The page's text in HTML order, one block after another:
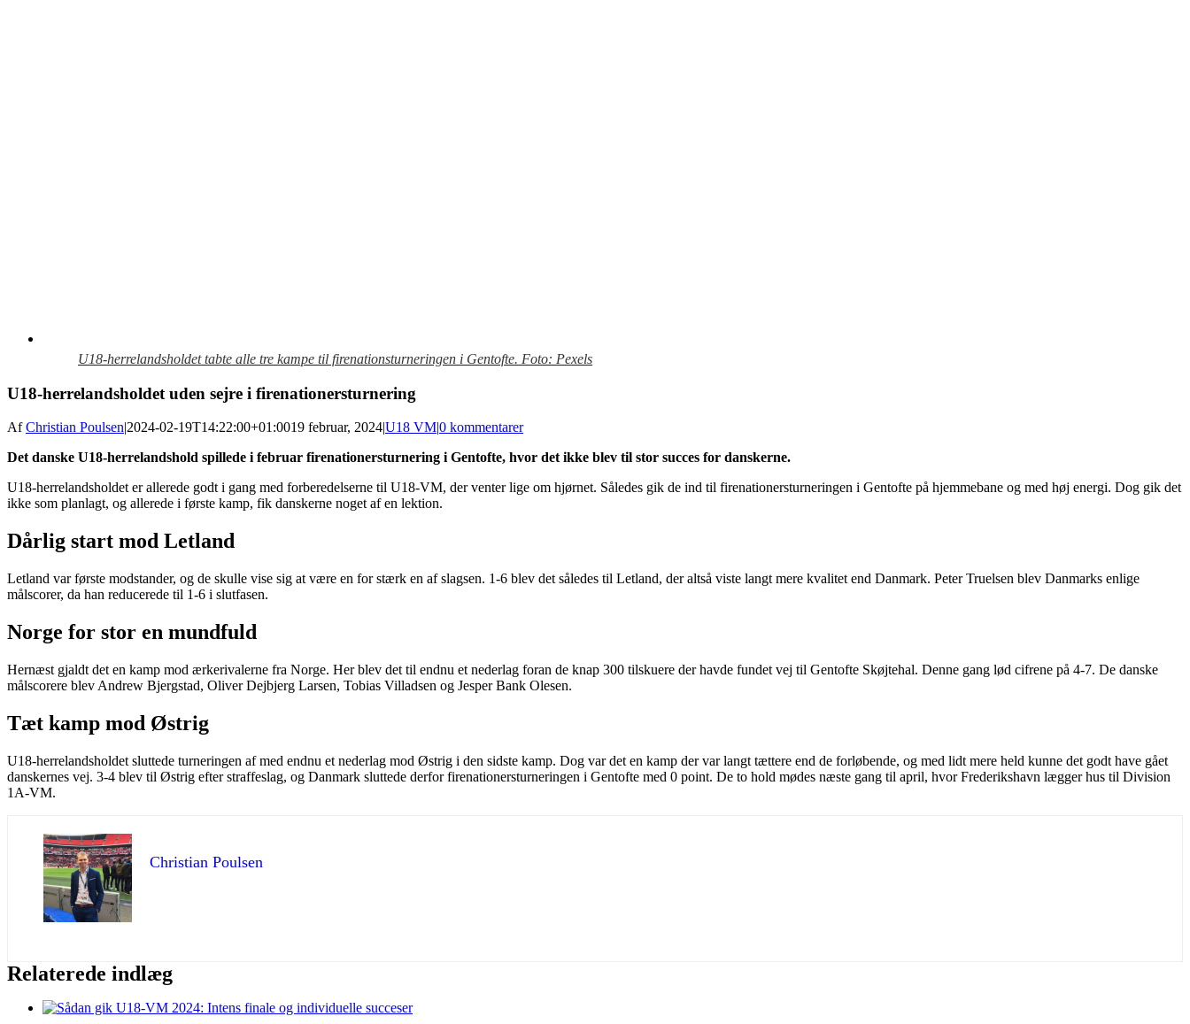
U18-herrelandsholdet tabte alle tre kampe til firenationsturneringen i Gentofte. Foto: Pexels
U18-herrelandsholdet uden sejre i firenationersturnering
AfChristian Poulsen|2024-02-19T14:22:00+01:0019 februar, 2024|U18 VM|0 kommentarer
Det danske U18-herrelandshold spillede i februar firenationersturnering i Gentofte, hvor det ikke blev til stor succes for danskerne.
U18-herrelandsholdet er allerede godt i gang med forberedelserne til U18-VM, der venter lige om hjørnet. Således gik de ind til firenationersturneringen i Gentofte på hjemmebane og med høj energi. Dog gik det
ikke som planlagt, og allerede i første kamp, fik danskerne noget af en lektion.
Dårlig start mod Letland
Letland var første modstander, og de skulle vise sig at være en for stærk en af slagsen. 1-6 blev det således til Letland, der altså viste langt mere kvalitet end Danmark. Peter Truelsen blev Danmarks enlige
målscorer, da han reducerede til 1-6 i slutfasen.
Norge for stor en mundfuld
Hernæst gjaldt det en kamp mod ærkerivalerne fra Norge. Her blev det til endnu et nederlag foran de knap 300 tilskuere der havde fundet vej til Gentofte Skøjtehal. Denne gang lød cifrene på 4-7. De danske
målscorere blev Andrew Bjergstad, Oliver Dejbjerg Larsen, Tobias Villadsen og Jesper Bank Olesen.
Tæt kamp mod Østrig
U18-herrelandsholdet sluttede turneringen af med endnu et nederlag mod Østrig i den sidste kamp. Dog var det en kamp der var langt tættere end de forløbende, og med lidt mere held kunne det godt have gået
danskernes vej. 3-4 blev til Østrig efter straffeslag, og Danmark sluttede derfor firenationersturneringen i Gentofte med 0 point. De to hold mødes næste gang til april, hvor Frederikshavn lægger hus til Division
1A-VM.
Christian Poulsen
Relaterede indlæg